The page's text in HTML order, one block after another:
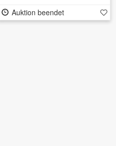
Auktion beendet